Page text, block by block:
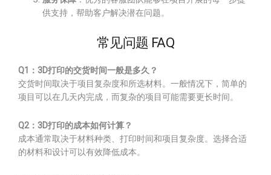
供支持，帮助客户解决潜在问题。
常见问题 FAQ
Q1：3D打印的交货时间一般是多久？
交货时间取决于项目复杂度和所选材料。一般情况下，简单的
项目可以在几天内完成，而复杂的项目可能需要更长时间。
Q2：3D打印的成本如何计算？
成本通常取决于材料种类、打印时间和项目复杂度。选择合适
的材料和设计可以有效降低成本。